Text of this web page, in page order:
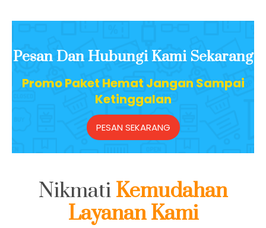
Pesan Dan Hubungi Kami Sekarang
Promo Paket Hemat Jangan Sampai
Ketinggalan
PESAN SEKARANG
Nikmati Kemudahan
Layanan Kami